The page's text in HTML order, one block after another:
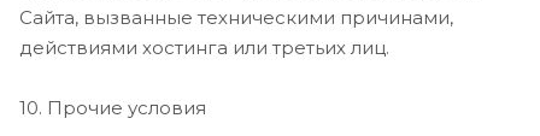
Сайта, вызванные техническими причинами,
действиями хостинга или третьих лиц.
10. Прочие условия